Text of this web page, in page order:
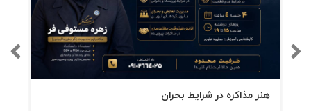
بنابراین، درون هر یک از ما هنوز سایه‌ای از نیاکانمان
زندگی می‌کند: شور و ترس خزنده‌ها، کنجکاوی و
بازیگوشی پستانداران، و تمایل به نقش‌آفرینی
اجتماعیِ نخستی‌ها. این پیوستگی تکاملی، کلید
هنر مذاکره در شرایط بحران